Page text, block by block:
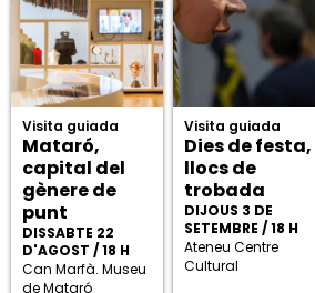
Visita guiada
Mataró,
capital del
gènere de
punt
DISSABTE 22
D'AGOST / 18 H
Can Marfà. Museu
de Mataró
Visita guiada
Dies de festa,
llocs de
trobada
DIJOUS 3 DE
SETEMBRE / 18 H
Ateneu Centre
Cultural